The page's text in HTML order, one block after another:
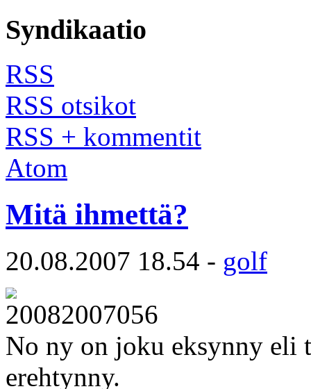
Syndikaatio
RSS
RSS otsikot
RSS + kommentit
Atom
Mitä ihmettä?
20.08.2007 18.54 - golf
No ny on joku eksynny eli
erehtynny.